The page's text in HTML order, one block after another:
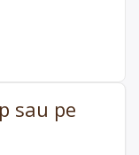
sau pe